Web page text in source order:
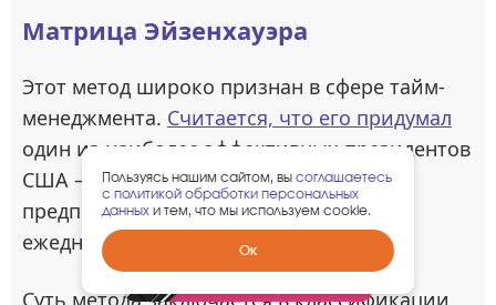
Матрица Эйзенхауэра
Этот метод широко признан в сфере тайм-
менеджмента. Считается, что его придумал
один из наиболее эффективных президентов
США — Дуайт Эйзенхауэр, который,
предположительно, применял его
ежедневно.
Суть метода заключается в классификации
Забрать
гарантированный
Пользуясь нашим сайтом, вы соглашаетесь
с политикой обработки персональных
данных и тем, что мы используем cookie.
Ок